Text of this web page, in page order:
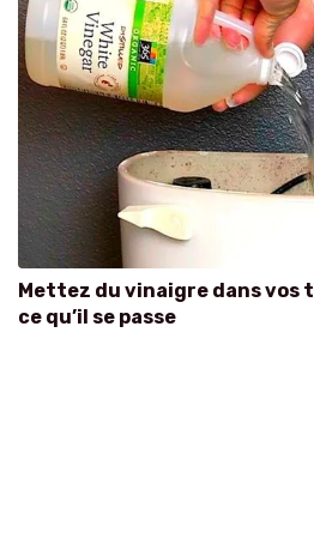
Mettez du vinaigre dans vos
ce qu’il se passe